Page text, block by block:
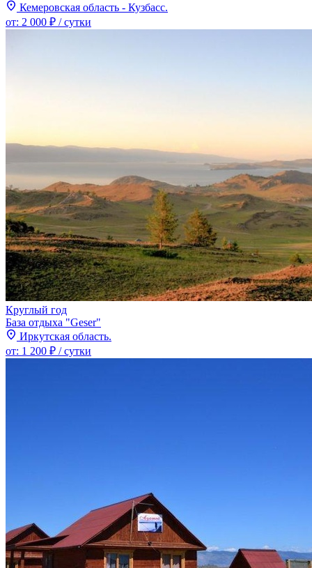
Кемеровская область - Кузбасс.
от: 2 000 ₽ / сутки
Круглый год
База отдыха "Geser"
Иркутская область.
от: 1 200 ₽ / сутки